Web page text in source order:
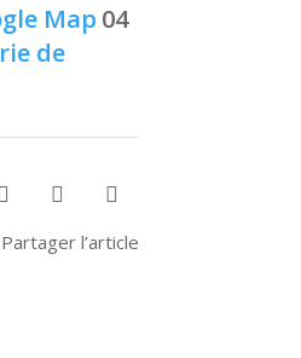
Map 04
de
 

Partager l’article